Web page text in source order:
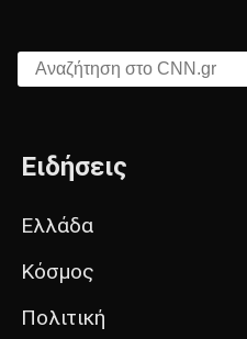
Αναζήτηση στο CNN.gr
Ειδήσεις
Ελλάδα
Κόσμος
Πολιτική